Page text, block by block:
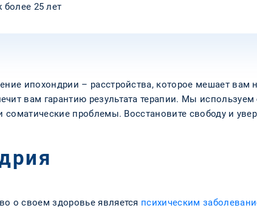
более 25 лет
ипохондрии – расстройства, которое мешает
вам гарантию результата терапии. Мы
соматические проблемы. Восстановите свободу и
о своем здоровье является психическим